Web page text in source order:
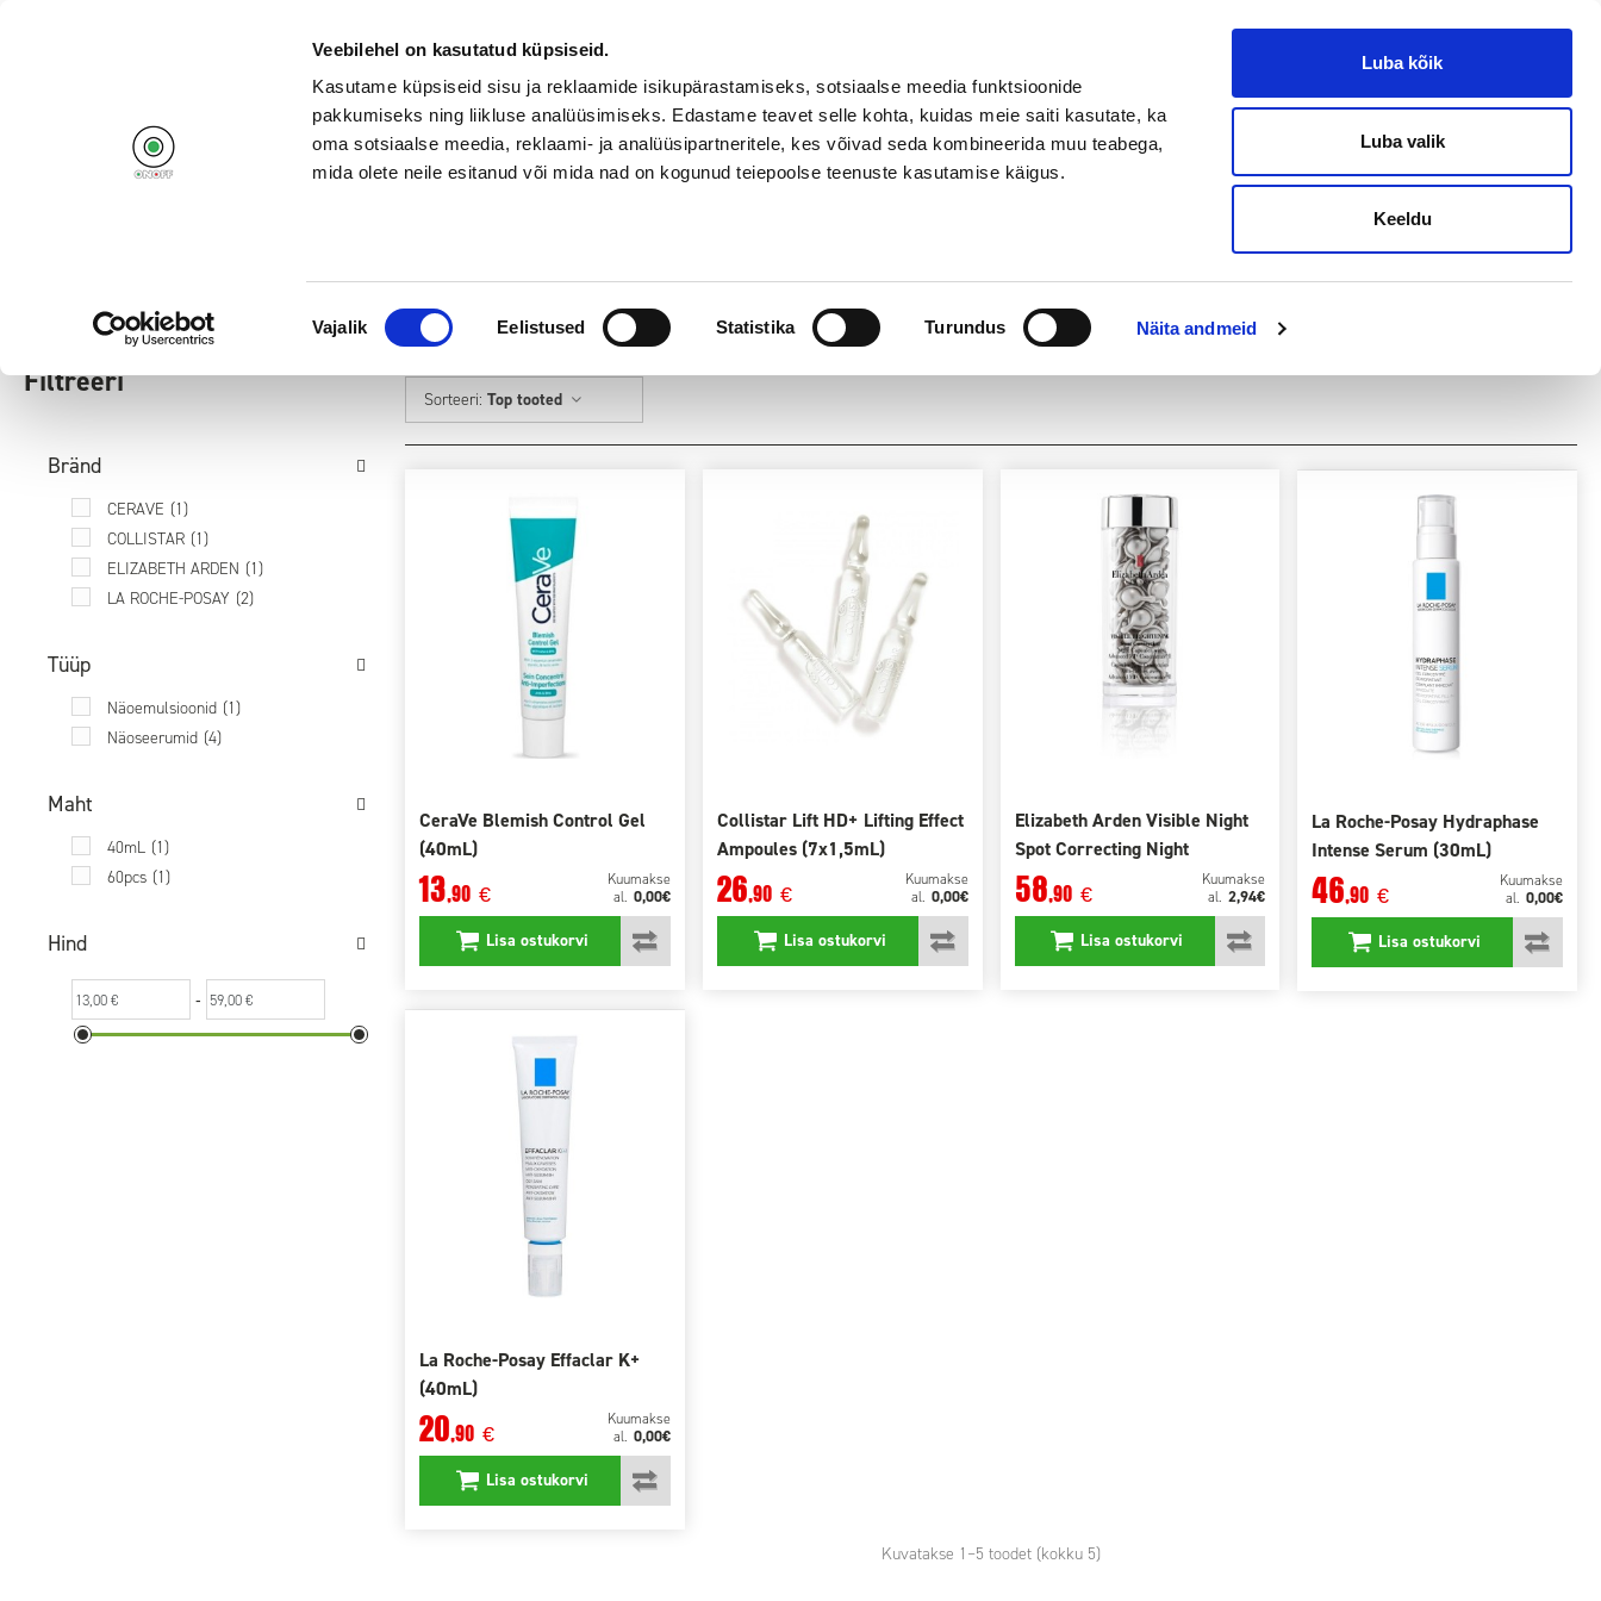
Veebilehel on kasutatud küpsiseid.
Kasutame küpsiseid sisu ja reklaamide isikupärastamiseks, sotsiaalse meedia funktsioonide
pakkumiseks ning liikluse analüüsimiseks. Edastame teavet selle kohta, kuidas meie saiti kasutate, ka
oma sotsiaalse meedia, reklaami- ja analüüsipartneritele, kes võivad seda kombineerida muu teabega,
mida olete neile esitanud või mida nad on kogunud teiepoolse teenuste kasutamise käigus.
Nõusoleku
valik
Vajalik Eelistused Statistika Turundus Näita andmeid
Luba kõik
Luba valik
Keeldu
Logi sisse EN ET RU
VÕRDLE
OSTUKORV
0
Klienditugi
NÄOSEERUMID
Filtreeri
Bränd
CERAVE (1)
COLLISTAR (1)
ELIZABETH ARDEN (1)
LA ROCHE-POSAY (2)
Tüüp
Näoemulsioonid (1)
Näoseerumid (4)
Maht
40mL (1)
60pcs (1)
Hind
-
Sorteeri: Top tooted
CeraVe Blemish Control Gel
(40mL)
13,90 €
Kuumakse
al. 0,00€
Lisa ostukorvi
Collistar Lift HD+ Lifting Effect
Ampoules (7x1,5mL)
26,90 €
Kuumakse
al. 0,00€
Lisa ostukorvi
Elizabeth Arden Visible Night
Spot Correcting Night
Capsules (60pcs)
58,90 €
Kuumakse
al. 2,94€
Lisa ostukorvi
La Roche-Posay Hydraphase
Intense Serum (30mL)
46,90 €
Kuumakse
al. 0,00€
Lisa ostukorvi
La Roche-Posay Effaclar K+
(40mL)
20,90 €
Kuumakse
al. 0,00€
Lisa ostukorvi
Kuvatakse 1 –5 toodet (kokku 5)